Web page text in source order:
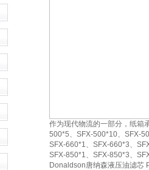
作为现代物流的一部分，纸箱
500*5、SFX-500*10、SFX-
SFX-660*1、SFX-660*3、
SFX-850*1、SFX-850*3、
Donaldson唐纳森液压油滤芯